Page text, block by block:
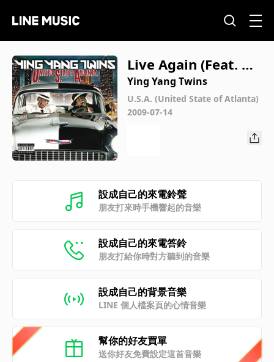
Live Again (Feat. Ad
am Levine of Maroo
n 5)
Ying Yang Twins
U.S.A. (United State of Atlanta)
2009-07-14
設成自己的來電鈴聲
朋友打來時手機響起的音樂
設成自己的來電答鈴
朋友打給你時對方聽到的音樂
設成自己的背景音樂
LINE 個人檔案頁的心情音樂
幫你的好友買單
送你好友免費設定這首音樂